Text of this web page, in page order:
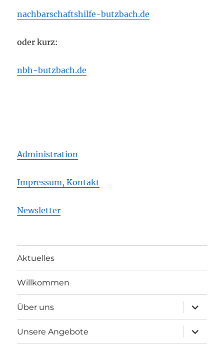
nachbarschaftshilfe-butzbach.de
oder kurz:
nbh-butzbach.de
Administration
Impressum, Kontakt
Newsletter
Aktuelles
Willkommen
Über uns
öffnen
Unsere Angebote
öffnen